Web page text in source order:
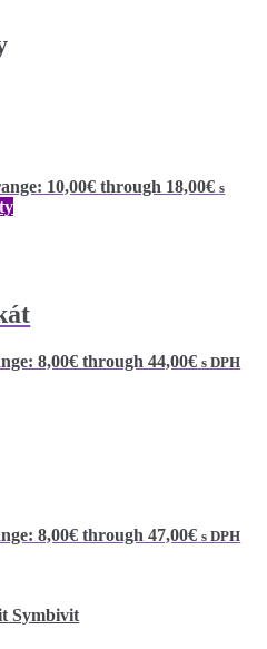
10,00€ through 18,00€ s
8,00€ through 44,00€ s DPH
8,00€ through 47,00€ s DPH
Symbivit